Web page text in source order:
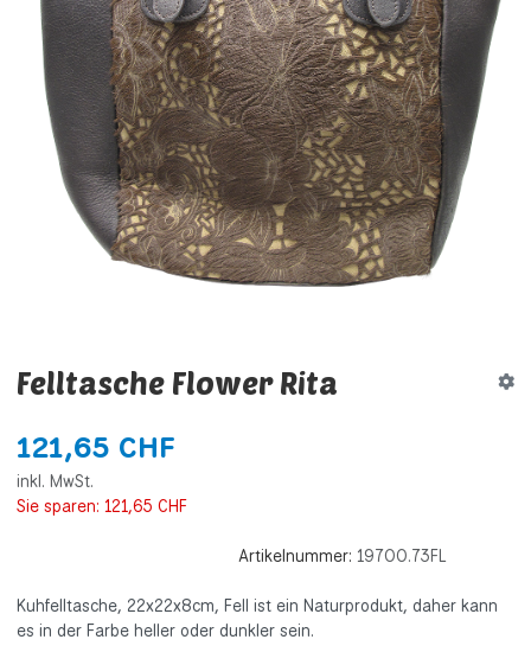
Felltasche Flower Rita
121,65 CHF
inkl. MwSt.
Sie sparen: 121,65 CHF
Artikelnummer: 19700.73FL
Kuhfelltasche, 22x22x8cm, Fell ist ein Naturprodukt, daher kann
es in der Farbe heller oder dunkler sein.